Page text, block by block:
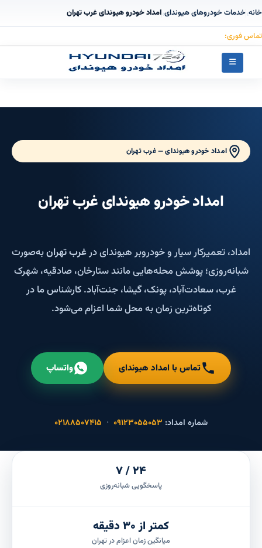
خانه›خدمات خودروهای هیوندای›امداد خودرو هیوندای غرب تهران
تماس فوری:
امداد خودرو هیوندای — غرب تهران
امداد خودرو هیوندای غرب تهران
امداد، تعمیرکار سیار و خودروبر هیوندای درغرب تهرانبه‌صورت
شبانه‌روزی؛ پوشش محله‌هایی مانند ستارخان، صادقیه، شهرک
غرب، سعادت‌آباد، پونک، گیشا، جنت‌آباد. کارشناس ما در
کوتاه‌ترین زمان به محل شما اعزام می‌شود.
تماس با امداد هیوندای واتساپ
شماره امداد: ۰۹۱۲۳۰۵۵۰۵۳ · ۰۲۱۸۸۵۰۷۴۱۵
۲۴ / ۷
پاسخگویی شبانه‌روزی
کمتر از ۳۰ دقیقه
میانگین زمان اعزام در تهران